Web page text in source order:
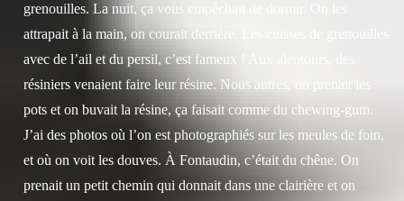
grenouilles. La nuit, ça vous empêchait de dormir. On les
attrapait à la main, on courait derrière. Les cuisses de grenouilles
avec de l’ail et du persil, c’est fameux ! Aux alentours, des
résiniers venaient faire leur résine. Nous autres, on prenait les
pots et on buvait la résine, ça faisait comme du chewing-gum.
J’ai des photos où l’on est photographiés sur les meules de foin,
et où on voit les douves. À Fontaudin, c’était du chêne. On
prenait un petit chemin qui donnait dans une clairière et on